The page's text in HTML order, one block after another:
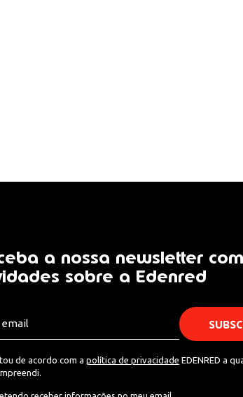
a nossa newsletter com
sobre a Edenred
de acordo com a política de privacidade EDENRED a